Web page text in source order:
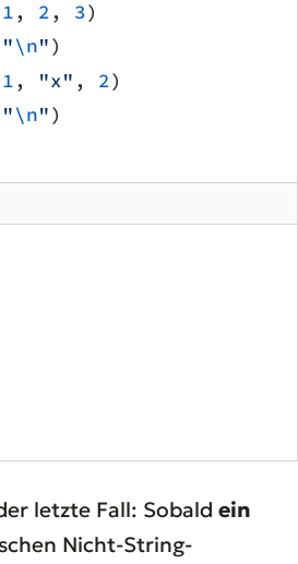
1, 2, 3)
"\n")
1, "x" , 2)
"\n")
letzte Fall: Sobald ein
Nicht-String-